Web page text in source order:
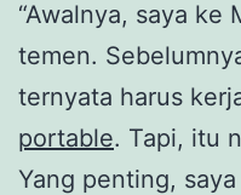
“Awalnya, saya ke
temen.
ternyata harus
portable. Tapi, itu
Yang penting,